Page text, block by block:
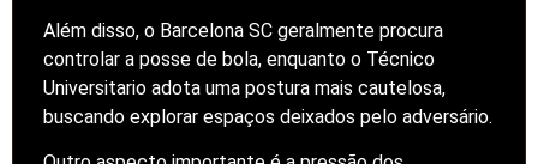
Além disso, o Barcelona SC geralmente procura
controlar a posse de bola, enquanto o Técnico
Universitario adota uma postura mais cautelosa,
buscando explorar espaços deixados pelo adversário.